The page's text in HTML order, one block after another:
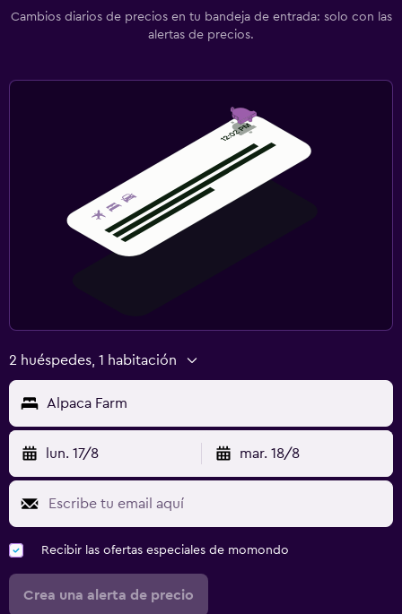
Cambios diarios de precios en tu bandeja de entrada: solo con las
alertas de precios.
2 huéspedes, 1 habitación
Alpaca Farm
lun. 17/8 mar. 18/8
Recibir las ofertas especiales de momondo
Crea una alerta de precio